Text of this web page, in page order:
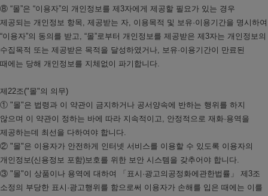
⑧ “몰”은 “이용자”의 개인정보를 제3자에게 제공할 필요가 있는 경우
제공되는 개인정보 항목, 제공받는 자, 이용목적 및 보유·이용기간을 명시하여
“이용자”의 동의를 받고, “몰”로부터 개인정보를 제공받은 제3자는 개인정보의
수집목적 또는 제공받은 목적을 달성하였거나, 보유·이용기간이 만료된
때에는 당해 개인정보를 지체없이 파기합니다.
제22조("몰"의 의무)
① "몰"은 법령과 이 약관이 금지하거나 공서양속에 반하는 행위를 하지
않으며 이 약관이 정하는 바에 따라 지속적이고, 안정적으로 재화·용역을
제공하는데 최선을 다하여야 합니다.
② "몰"은 이용자가 안전하게 인터넷 서비스를 이용할 수 있도록 이용자의
개인정보(신용정보 포함)보호를 위한 보안 시스템을 갖추어야 합니다.
③ "몰"이 상품이나 용역에 대하여 「표시·광고의공정화에관한법률」 제3조
소정의 부당한 표시·광고행위를 함으로써 이용자가 손해를 입은 때에는 이를